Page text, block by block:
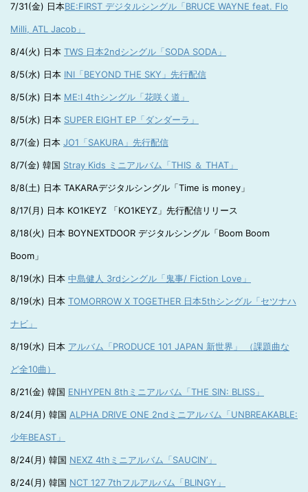
7/31(金) 日本BE:FIRST デジタルシングル「BRUCE WAYNE feat. Flo
Milli, ATL Jacob」
8/4(火) 日本 TWS 日本2ndシングル「SODA SODA」
8/5(水) 日本 INI「BEYOND THE SKY」先行配信
8/5(水) 日本 ME:I 4thシングル「花咲く道」
8/5(水) 日本 SUPER EIGHT EP「ダンダーラ」
8/7(金) 日本 JO1「SAKURA」先行配信
8/7(金) 韓国 Stray Kids ミニアルバム「THIS ＆ THAT」
8/8(土) 日本 TAKARAデジタルシングル「Time is money」
8/17(月) 日本 KO1KEYZ 「KO1KEYZ」先行配信リリース
8/18(火) 日本 BOYNEXTDOOR デジタルシングル「Boom Boom
Boom」
8/19(水) 日本 中島健人 3rdシングル「鬼事/ Fiction Love」
8/19(水) 日本 TOMORROW X TOGETHER 日本5thシングル「セツナハ
ナビ」
8/19(水) 日本 アルバム「PRODUCE 101 JAPAN 新世界」 （課題曲な
ど全10曲）
8/21(金) 韓国 ENHYPEN 8thミニアルバム「THE SIN: BLISS」
8/24(月) 韓国 ALPHA DRIVE ONE 2ndミニアルバム「UNBREAKABLE:
少年BEAST」
8/24(月) 韓国 NEXZ 4thミニアルバム「SAUCIN’」
8/24(月) 韓国 NCT 127 7thフルアルバム「BLINGY」